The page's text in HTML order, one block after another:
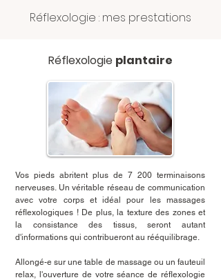
Réflexologie : mes prestations
Réflexologie plantaire
Vos pieds abritent plus de 7 200 terminaisons
nerveuses. Un véritable réseau de communication
avec votre corps et idéal pour les massages
réflexologiques ! De plus, la texture des zones et
la consistance des tissus, seront autant
d'informations qui contribueront au rééquilibrage.
Allongé-e sur une table de massage ou un fauteuil
relax, l'ouverture de votre séance de réflexologie